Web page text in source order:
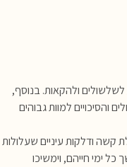
ולהקאות. בנוסף,
והסיכויים למוות גבוהים
קשה ודלקות עיניים שעלולות
ימי חייהם, וימשיכו